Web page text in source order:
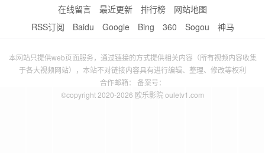
在线留言 最近更新 排行榜
网站地图
RSS订阅
Baidu Google Bing 360 Sogou 神马
本网站只提供web页面服务，通过链接的方式提供相关内容（所有视频内容收集
于各大视频网站），本站不对链接内容具有进行编辑、整理、修改等权利
合作邮箱： 备案号：
©copyright 2020-2026 欧乐影院 ouletv1.com